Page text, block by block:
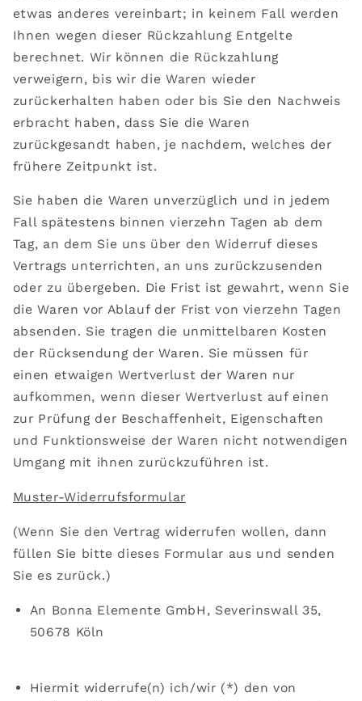
etwas anderes vereinbart; in keinem Fall werden
Ihnen wegen dieser Rückzahlung Entgelte
berechnet. Wir können die Rückzahlung
verweigern, bis wir die Waren wieder
zurückerhalten haben oder bis Sie den Nachweis
erbracht haben, dass Sie die Waren
zurückgesandt haben, je nachdem, welches der
frühere Zeitpunkt ist.
Sie haben die Waren unverzüglich und in jedem
Fall spätestens binnen vierzehn Tagen ab dem
Tag, an dem Sie uns über den Widerruf dieses
Vertrags unterrichten, an uns zurückzusenden
oder zu übergeben. Die Frist ist gewahrt, wenn Sie
die Waren vor Ablauf der Frist von vierzehn Tagen
absenden. Sie tragen die unmittelbaren Kosten
der Rücksendung der Waren. Sie müssen für
einen etwaigen Wertverlust der Waren nur
aufkommen, wenn dieser Wertverlust auf einen
zur Prüfung der Beschaffenheit, Eigenschaften
und Funktionsweise der Waren nicht notwendigen
Umgang mit ihnen zurückzuführen ist.
Muster-Widerrufsformular
(Wenn Sie den Vertrag widerrufen wollen, dann
füllen Sie bitte dieses Formular aus und senden
Sie es zurück.)
An Bonna Elemente GmbH, Severinswall 35,
50678 Köln
Hiermit widerrufe(n) ich/wir (*) den von